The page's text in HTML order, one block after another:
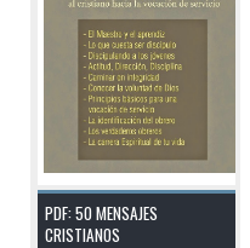
PDF: 50 MENSAJES
CRISTIANOS